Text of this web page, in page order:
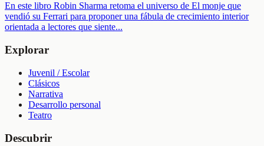
En este libro Robin Sharma retoma el universo de El monje que
vendió su Ferrari para proponer una fábula de crecimiento interior
orientada a lectores que siente...
Explorar
Juvenil / Escolar
Clásicos
Narrativa
Desarrollo personal
Teatro
Descubrir